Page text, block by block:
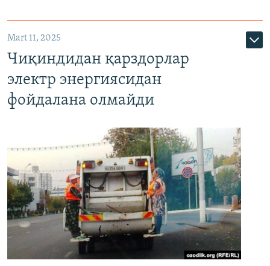
Mart 11, 2025
Чиқиндидан қарздорлар
электр энергиясидан
фойдалана олмайди